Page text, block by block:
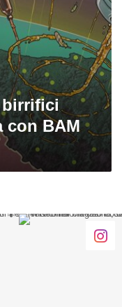
birrifici
con BAM